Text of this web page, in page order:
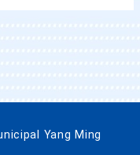
Yang Ming